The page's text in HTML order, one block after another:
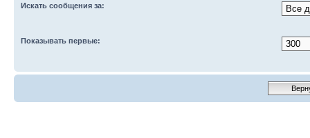
Искать сообщения за:
Показывать первые: